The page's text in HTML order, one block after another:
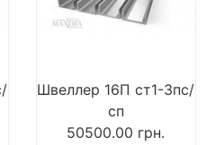
Швеллер 16П ст1-3пс/
сп
50500.00 грн.